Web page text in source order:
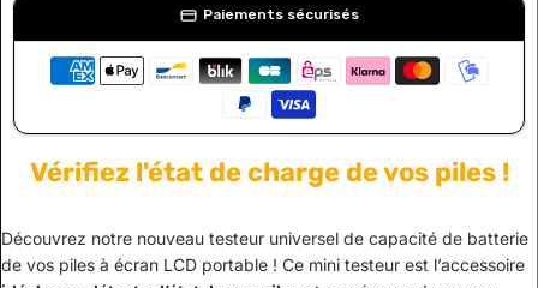
Paiements sécurisés
Vérifiez l'état de charge de vos piles !
Découvrez notre nouveau testeur universel de capacité de batterie
de vos piles à écran LCD portable ! Ce mini testeur est l’accessoire